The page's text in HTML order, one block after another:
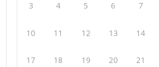
3 4 5 6 7
10 11 12 13 14
17 18 19 20 21